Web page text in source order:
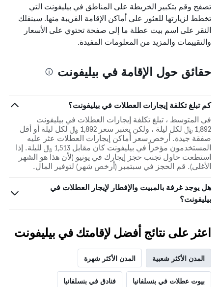
تصفح وقم بتكبير الخريطة على المناطق في بيليفونت التي
تخطط لزيارتها للعثور على أماكن الإقامة القريبة منها. سينقلك
النقر على اسم بيت عطلة ما إلى صفحة تحتوي على الأسعار
والتقييمات والمزيد من المعلومات المفيدة.
حقائق حول الإقامة في بيليفونت
كم تبلغ تكلفة إيجارات العطلات في بيليفونت؟
في المتوسط ، تبلغ تكلفة إيجارات العطلات في بيليفونت
1,892 ﷼ لكل ليلة ، ولكن يعتبر سعر 1,892 ﷼ لكل ليلة أو أقل
صفقة جيدة. أرخص سعر أماكن إيجارات العطلات عثر عليه
المستخدمون مؤخراً في بيليفونت كان مقابل 1,513 ﷼ لليلة. إذا
استطعت حاول تجنب حجز إيجارك في يونيو (لأن هذا هو الشهر
الأغلى). قم الحجز في سبتمبر (أرخص شهر) لتوفير المال.
هل يوجد غرفة بالمبيت والإفطار لإيجار العطلات في
بيليفونت؟
اعثر على نتائج أفضل لإقامتك في بيليفونت
المدن الأكثر شعبية المدن الأكثر شهرة
بيوت عطلات في بنسلفانيا فنادق في بنسلفانيا